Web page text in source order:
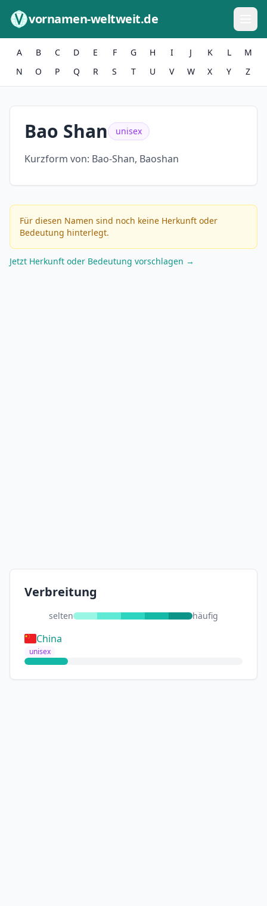
vornamen-weltweit.de
A B C D E F G H I J K L
M
N
O P Q R S T U V W X Y Z
Bao Shan unisex
Kurzform von: Bao-Shan, Baoshan
Für diesen Namen sind noch keine Herkunft oder
Bedeutung hinterlegt.
Jetzt Herkunft oder Bedeutung vorschlagen →
Verbreitung
selten häufig
China
unisex